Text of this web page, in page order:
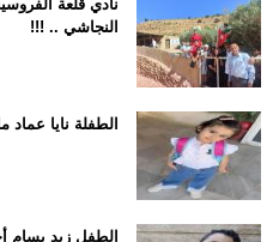
نادي قلعة
النجاشي .. !!!
الطفلة نايا
الطفل زيد بسام